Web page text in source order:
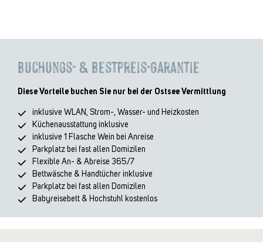
Buchungs- & Bestpreis-Garantie
Diese Vorteile buchen Sie nur bei der Ostsee Vermittlung
inklusive WLAN, Strom-, Wasser- und Heizkosten
Küchenausstattung inklusive
inklusive 1 Flasche Wein bei Anreise
Parkplatz bei fast allen Domizilen
Flexible An- & Abreise 365/7
Bettwäsche & Handtücher inklusive
Parkplatz bei fast allen Domizilen
Babyreisebett & Hochstuhl kostenlos